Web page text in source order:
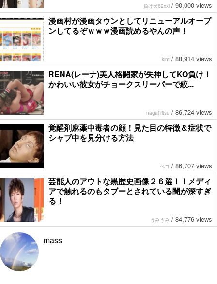
負け犬62xxi / 90,000 views
漫画村が漫画タウンとしてリニューアルオープ
ンしてるぞｗｗｗ漫画読めるやんの声！
kint / 88,914 views
RENA(レーナ)美人格闘家が失神してKO負け！
かわいい彼女がチョークスリーパーで絞...
nagai ritsu / 86,724 views
覚醒剤麻薬中毒者の顔！見た目の特徴＆症状で
シャブ中を見分ける方法
ペコ / 86,707 views
芸能人のアウトな黒歴史画像２６選！！メディ
アで触れるのもタブーとされている闇が深すぎ
る！
うみうみ / 84,776 views
mass